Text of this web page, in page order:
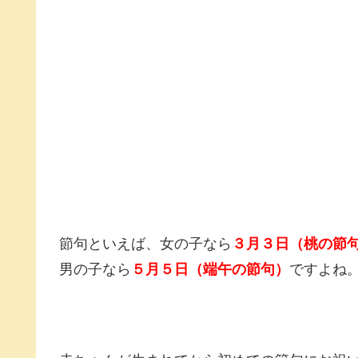
節句といえば、女の子なら ３月３日（桃の節
男の子なら ５月５日（端午の節句） ですよね